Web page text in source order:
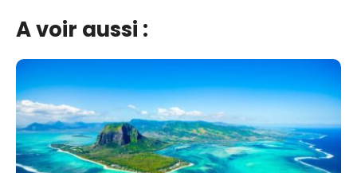
A voir aussi :